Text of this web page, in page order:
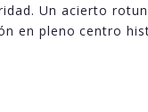
Un acierto
en pleno centro